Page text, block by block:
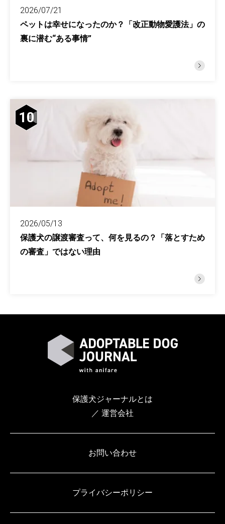
2026/07/21
ペットは幸せになったのか？「改正動物愛護法」の
裏に潜む“ある事情”
10
2026/05/13
保護犬の譲渡審査って、何を見るの？「落とすため
の審査」ではない理由
保護犬ジャーナルとは
／ 運営会社
お問い合わせ
プライバシーポリシー